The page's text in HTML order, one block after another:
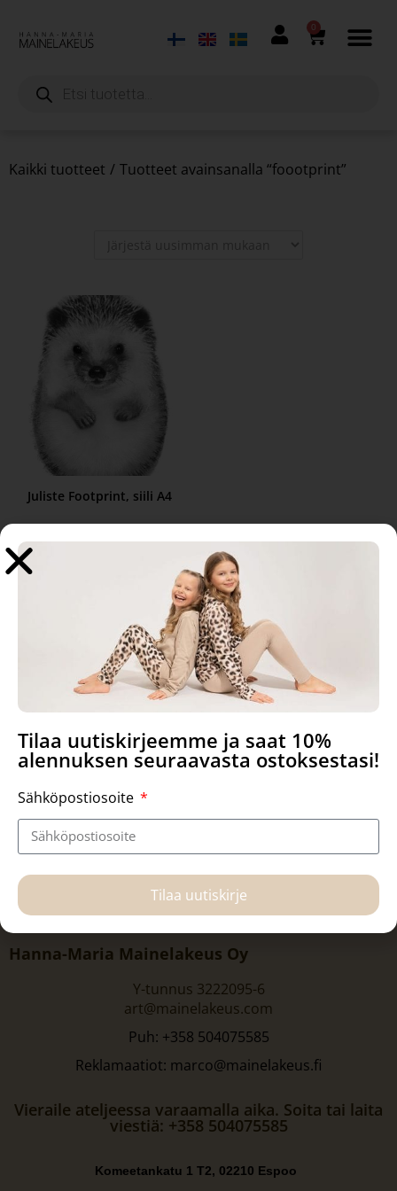
0
Kaikki tuotteet / Tuotteet avainsanalla “foootprint”
Juliste Footprint, siili A4
Valitse vaihtoehdoista
Hanna-Maria Mainelakeus Oy
Y-tunnus 3222095-6
art@mainelakeus.com
Puh: +358 504075585
Reklamaatiot: marco@mainelakeus.fi
Vieraile ateljeessa varaamalla aika. Soita tai laita
viestiä: +358 504075585
Komeetankatu 1 T2, 02210 Espoo
Tilaa uutiskirjeemme ja saat 10%
alennuksen seuraavasta ostoksestasi!
Sähköpostiosoite
Tilaa uutiskirje